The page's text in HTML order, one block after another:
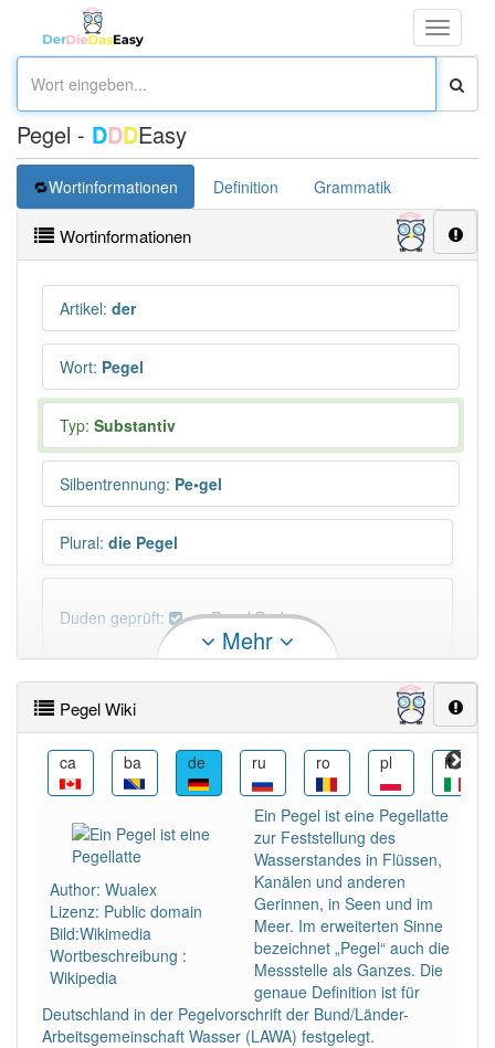
Toggle
Pegel - DDDEasy
Wortinformationen Definition Grammatik
Wortinformationen
Artikel: der
Wort: Pegel
Typ: Substantiv
Silbentrennung: Pe•gel
Plural: die Pegel
Duden geprüft: Pegel Duden
PowerIndex:73
Häufigkeit: 4 von 10
Wörter mit Endung : 6
Wörter mit Endung-pegel
aber mit einem anderen
Artikelder: 0
88% unserer Spielapp-Nutzer haben den Artikel
korrekt erraten.
Mehr
Pegel Wiki
ca ba de ru ro pl it
Author: Wualex
Lizenz: Public domain
Bild:Wikimedia
Wortbeschreibung :
Wikipedia
Ein Pegel ist eine Pegellatte
zur Feststellung des
Wasserstandes in Flüssen,
Kanälen und anderen
Gerinnen, in Seen und im
Meer. Im erweiterten Sinne
bezeichnet „Pegel“ auch die
Messstelle als Ganzes. Die
genaue Definition ist für
Deutschland in der Pegelvorschrift der Bund/Länder-
Arbeitsgemeinschaft Wasser (LAWA) festgelegt.